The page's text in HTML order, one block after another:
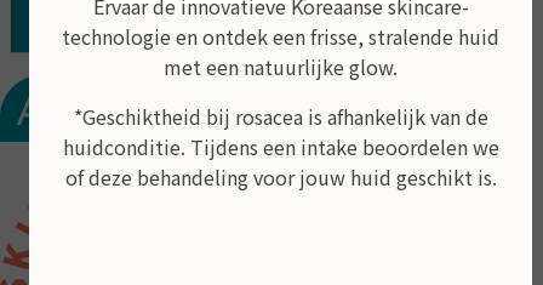
technologie en ontdek een frisse, stralende huid
met een natuurlijke glow.
*Geschiktheid bij rosacea is afhankelijk van de
huidconditie. Tijdens een intake beoordelen we
of deze behandeling voor jouw huid geschikt is.